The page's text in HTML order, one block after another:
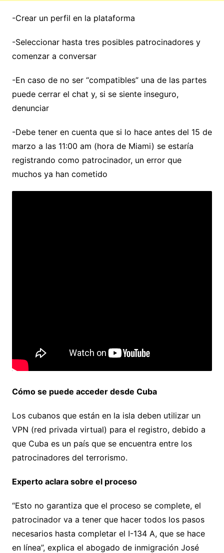
-Crear un perfil en la plataforma
-Seleccionar hasta tres posibles patrocinadores y
comenzar a conversar
-En caso de no ser “compatibles” una de las partes
puede cerrar el chat y, si se siente inseguro,
denunciar
-Debe tener en cuenta que si lo hace antes del 15 de
marzo a las 11:00 am (hora de Miami) se estaría
registrando como patrocinador, un error que
muchos ya han cometido
Cómo se puede acceder desde Cuba
Los cubanos que están en la isla deben utilizar un
VPN (red privada virtual) para el registro, debido a
que Cuba es un país que se encuentra entre los
patrocinadores del terrorismo.
Experto aclara sobre el proceso
“Esto no garantiza que el proceso se complete, el
patrocinador va a tener que hacer todos los pasos
necesarios hasta completar el I-134 A, que se hace
en línea”, explica el abogado de inmigración José